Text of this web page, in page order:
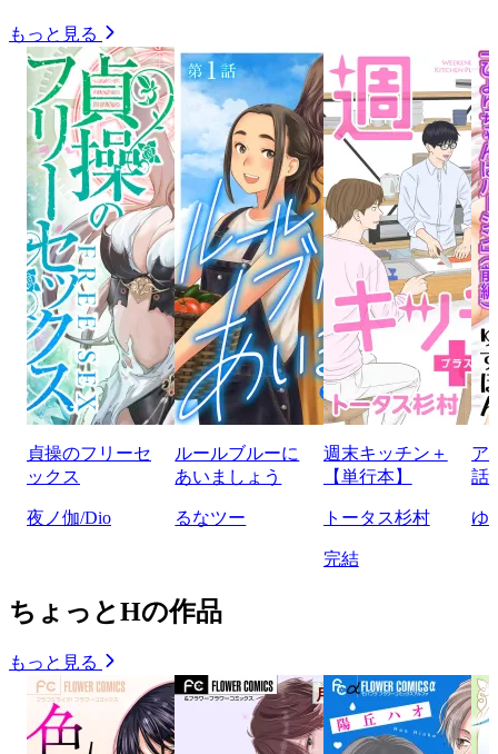
もっと見る
貞操のフリーセ
ックス
夜ノ伽/Dio
ルールブルーに
あいましょう
るなツー
週末キッチン＋
【単行本】
トータス杉村
完結
ア
話
ゆ
ちょっとHの作品
もっと見る